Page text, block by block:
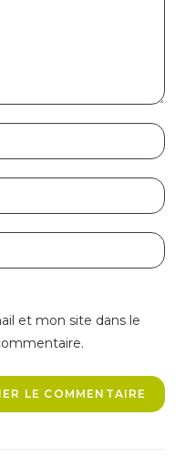
et mon site dans le